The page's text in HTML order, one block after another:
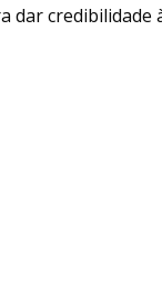
dar credibilidade